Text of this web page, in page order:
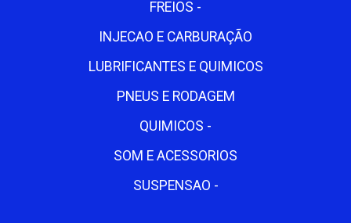
FREIOS -
INJECAO E CARBURAÇÃO
LUBRIFICANTES E QUIMICOS
PNEUS E RODAGEM
QUIMICOS -
SOM E ACESSORIOS
SUSPENSAO -